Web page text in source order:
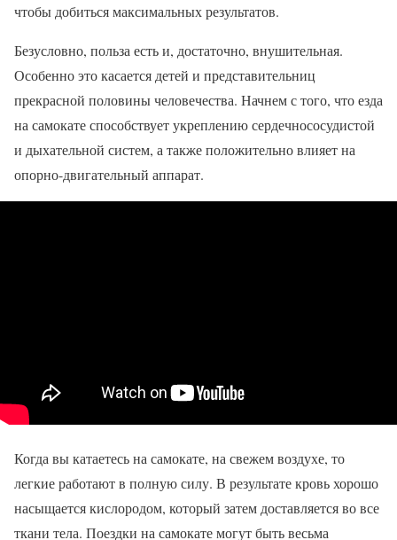
чтобы добиться максимальных результатов.
Безусловно, польза есть и, достаточно, внушительная.
Особенно это касается детей и представительниц
прекрасной половины человечества. Начнем с того, что езда
на самокате способствует укреплению сердечнососудистой
и дыхательной систем, а также положительно влияет на
опорно-двигательный аппарат.
Когда вы катаетесь на самокате, на свежем воздухе, то
легкие работают в полную силу. В результате кровь хорошо
насыщается кислородом, который затем доставляется во все
ткани тела. Поездки на самокате могут быть весьма